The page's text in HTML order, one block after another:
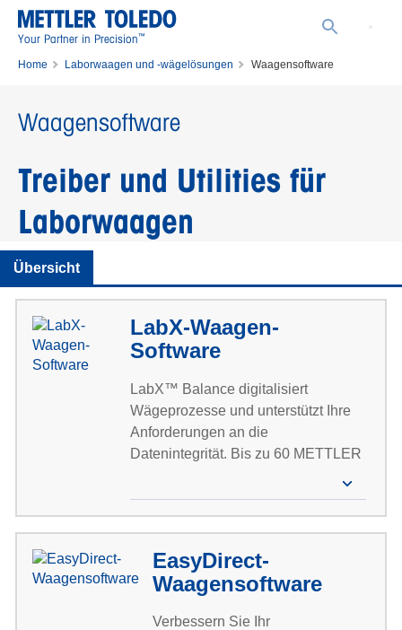
Your Partner in Precision™
Home Laborwaagen und -wägelösungen Waagensoftware
Waagensoftware
Treiber und Utilities für
Laborwaagen
Übersicht
LabX-Waagen-
Software
LabX™ Balance digitalisiert
Wägeprozesse und unterstützt Ihre
Anforderungen an die
Datenintegrität. Bis zu 60 METTLER
Ihr internes Netzwerk angeschlossen
werden.
EasyDirect-
Waagensoftware
Verbessern Sie Ihr